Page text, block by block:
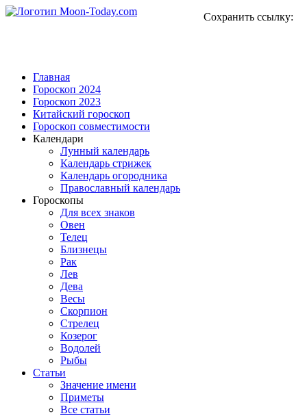
Сохранить ссылку:
Главная
Гороскоп 2024
Гороскоп 2023
Китайский гороскоп
Гороскоп совместимости
Календари
Лунный календарь
Календарь стрижек
Календарь огородника
Православный календарь
Гороскопы
Для всех знаков
Овен
Телец
Близнецы
Рак
Лев
Дева
Весы
Скорпион
Стрелец
Козерог
Водолей
Рыбы
Статьи
Значение имени
Приметы
Все статьи